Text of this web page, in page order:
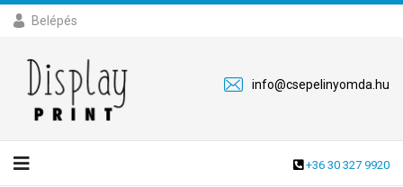
Belépés
info@csepelinyomda.hu
+36 30 327 9920